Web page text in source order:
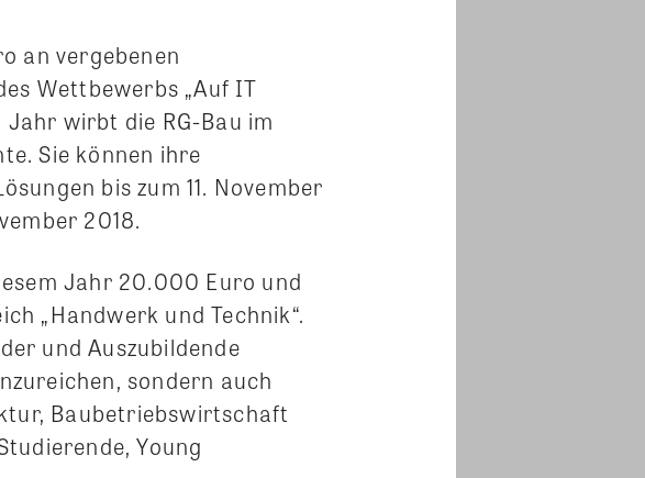
an vergebenen
Wettbewerbs „Auf IT
wirbt die RG-Bau im
Sie können ihre
bis zum 11. November
2018.
Jahr 20.000 Euro und
„Handwerk und Technik“.
und Auszubildende
sondern auch
Baubetriebswirtschaft
Young